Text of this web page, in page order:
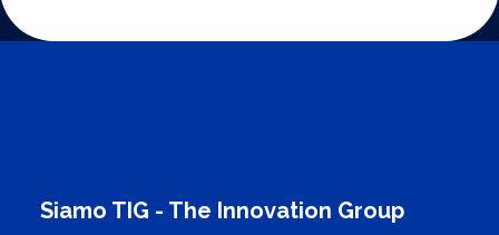
Siamo TIG - The Innovation Group